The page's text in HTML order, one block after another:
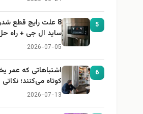
8 علت رایج قطع شدن آب یخچال
ساید ال جی + راه حل
2026-07-05
اشتباهاتی که عمر یخچال ویرپول را
کوتاه می‌کنند؛ نکاتی که باید بدانید
2026-07-13